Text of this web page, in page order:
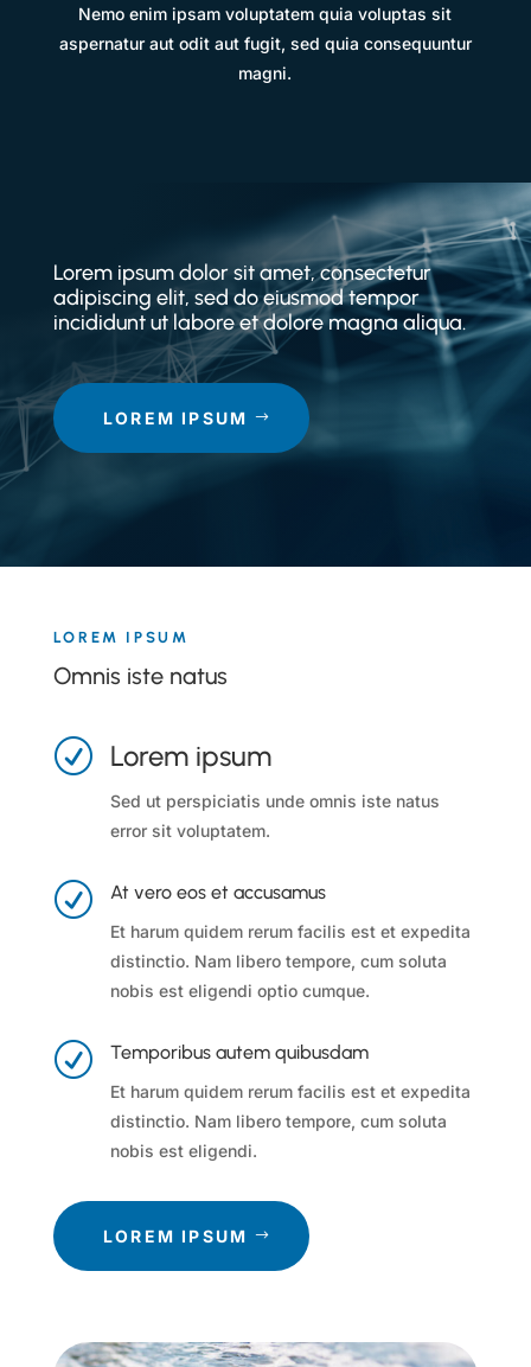
Nemo enim ipsam voluptatem quia voluptas sit
aspernatur aut odit aut fugit, sed quia consequuntur
magni.
Lorem ipsum dolor sit amet, consectetur
adipiscing elit, sed do eiusmod tempor
incididunt ut labore et dolore magna aliqua.
LOREM IPSUM
LOREM IPSUM
Omnis iste natus
R Lorem ipsum
Sed ut perspiciatis unde omnis iste natus
error sit voluptatem.
R At vero eos et accusamus
Et harum quidem rerum facilis est et expedita
distinctio. Nam libero tempore, cum soluta
nobis est eligendi optio cumque.
R Temporibus autem quibusdam
Et harum quidem rerum facilis est et expedita
distinctio. Nam libero tempore, cum soluta
nobis est eligendi.
LOREM IPSUM